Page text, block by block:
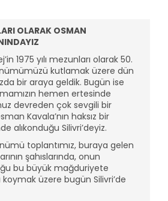
OLARAK OSMAN
1975 yılı mezunları olarak 50.
kutlamak üzere dün
bir araya geldik. Bugün ise
hemen ertesinde
devreden çok sevgili bir
Kavala’nın haksız bir
alıkonduğu Silivri’deyiz.
toplantımız, buraya gelen
şahıslarında, onun
bu büyük mağduriyete
koymak üzere bugün Silivri’de